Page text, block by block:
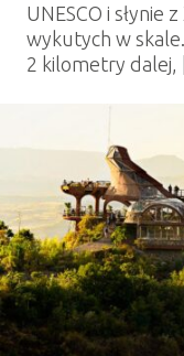
UNESCO i słynie
wykutych w
2 kilometry